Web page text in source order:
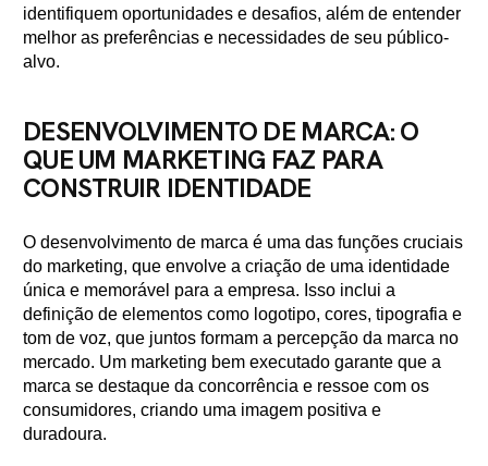
identifiquem oportunidades e desafios, além de entender
melhor as preferências e necessidades de seu público-
alvo.
DESENVOLVIMENTO DE MARCA: O
QUE UM MARKETING FAZ PARA
CONSTRUIR IDENTIDADE
O desenvolvimento de marca é uma das funções cruciais
do marketing, que envolve a criação de uma identidade
única e memorável para a empresa. Isso inclui a
definição de elementos como logotipo, cores, tipografia e
tom de voz, que juntos formam a percepção da marca no
mercado. Um marketing bem executado garante que a
marca se destaque da concorrência e ressoe com os
consumidores, criando uma imagem positiva e
duradoura.